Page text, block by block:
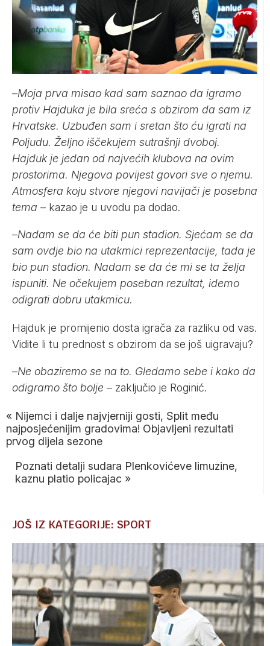
–Moja prva misao kad sam saznao da igramo
protiv Hajduka je bila sreća s obzirom da sam iz
Hrvatske. Uzbuđen sam i sretan što ću igrati na
Poljudu. Željno iščekujem sutrašnji dvoboj.
Hajduk je jedan od najvećih klubova na ovim
prostorima. Njegova povijest govori sve o njemu.
Atmosfera koju stvore njegovi navijači je posebna
tema – kazao je u uvodu pa dodao.
–Nadam se da će biti pun stadion. Sjećam se da
sam ovdje bio na utakmici reprezentacije, tada je
bio pun stadion. Nadam se da će mi se ta želja
ispuniti. Ne očekujem poseban rezultat, idemo
odigrati dobru utakmicu.
Hajduk je promijenio dosta igrača za razliku od vas.
Vidite li tu prednost s obzirom da se još uigravaju?
–Ne obaziremo se na to. Gledamo sebe i kako da
odigramo što bolje – zaključio je Roginić.
« Nijemci i dalje najvjerniji gosti, Split među
najposjećenijim gradovima! Objavljeni rezultati
prvog dijela sezone
Poznati detalji sudara Plenkovićeve limuzine,
kaznu platio policajac »
JOŠ IZ KATEGORIJE: SPORT